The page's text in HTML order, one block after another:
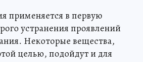
применяется в первую
устранения проявлений
Некоторые вещества,
целью, подойдут и для